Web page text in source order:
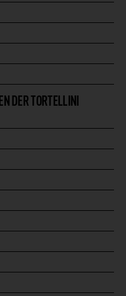
DER TORTELLINI